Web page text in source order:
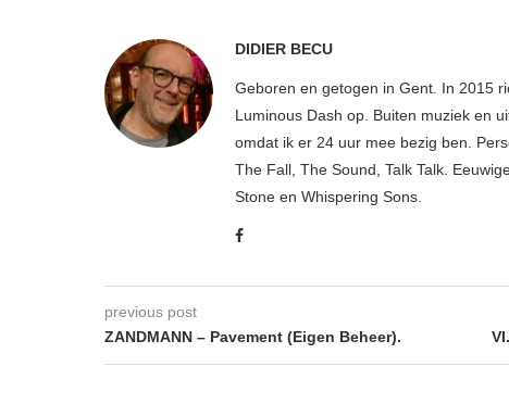
DIDIER BECU
Geboren en getogen in Gent. In 2015
Luminous Dash op. Buiten muziek en
omdat ik er 24 uur mee bezig ben.
The Fall, The Sound, Talk Talk.
Stone en Whispering Sons.
previous post
ZANDMANN – Pavement (Eigen Beheer).